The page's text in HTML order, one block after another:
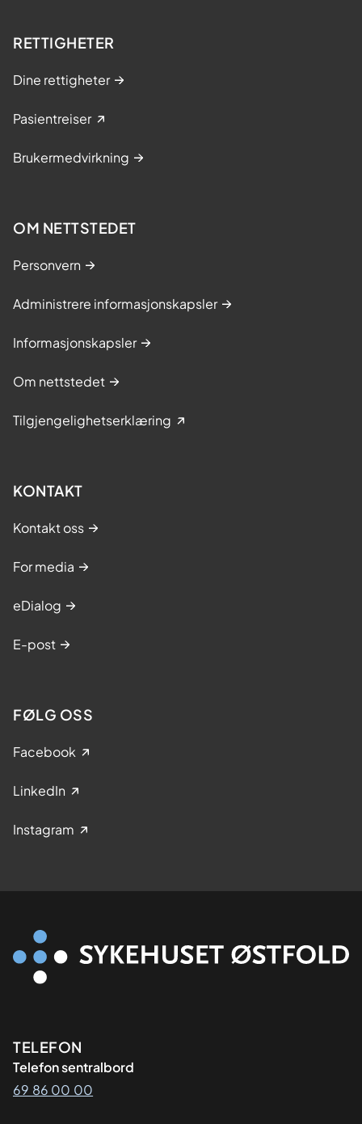
RETTIGHETER
Dine rettigheter
Pasientreiser
Brukermedvirkning
OM NETTSTEDET
Personvern
Administrere informasjonskapsler
Informasjonskapsler
Om nettstedet
Tilgjengelighetserklæring
KONTAKT
Kontakt oss
For media
eDialog
E-post
FØLG OSS
Facebook
LinkedIn
Instagram
Kontaktinformasjon
TELEFON
Telefon sentralbord
69 86 00 00